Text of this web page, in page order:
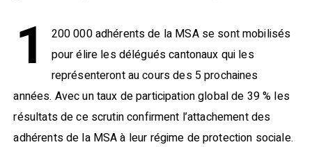
1
200 000 adhérents de la MSA se sont mobilisés
pour élire les délégués cantonaux qui les
représenteront au cours des 5 prochaines
années. Avec un taux de participation global de 39 % les
résultats de ce scrutin confirment l’attachement des
adhérents de la MSA à leur régime de protection sociale.